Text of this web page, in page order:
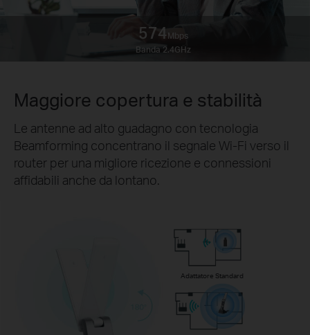
574 Mbps
Banda 2.4GHz
Maggiore copertura e stabilità
Le antenne ad alto guadagno con tecnologia
Beamforming concentrano il segnale Wi-Fi verso il
router per una migliore ricezione e connessioni
affidabili anche da lontano.
Adattatore Standard